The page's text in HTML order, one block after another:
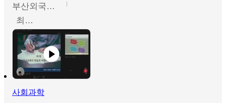
부산외국어대학교
최진오
사회과학